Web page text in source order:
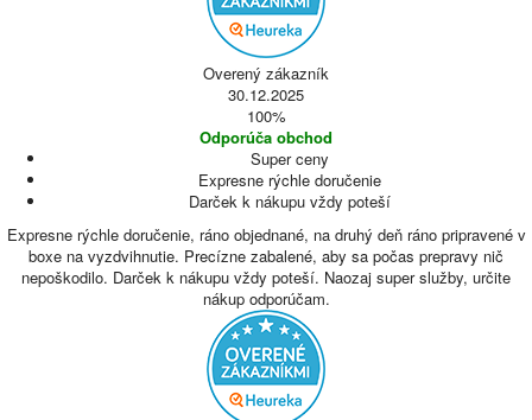
Overený zákazník
30.12.2025
100%
Odporúča obchod
Super ceny
Expresne rýchle doručenie
Darček k nákupu vždy poteší
Expresne rýchle doručenie, ráno objednané, na druhý deň ráno pripravené v
boxe na vyzdvihnutie. Precízne zabalené, aby sa počas prepravy nič
nepoškodilo. Darček k nákupu vždy poteší. Naozaj super služby, určite
nákup odporúčam.